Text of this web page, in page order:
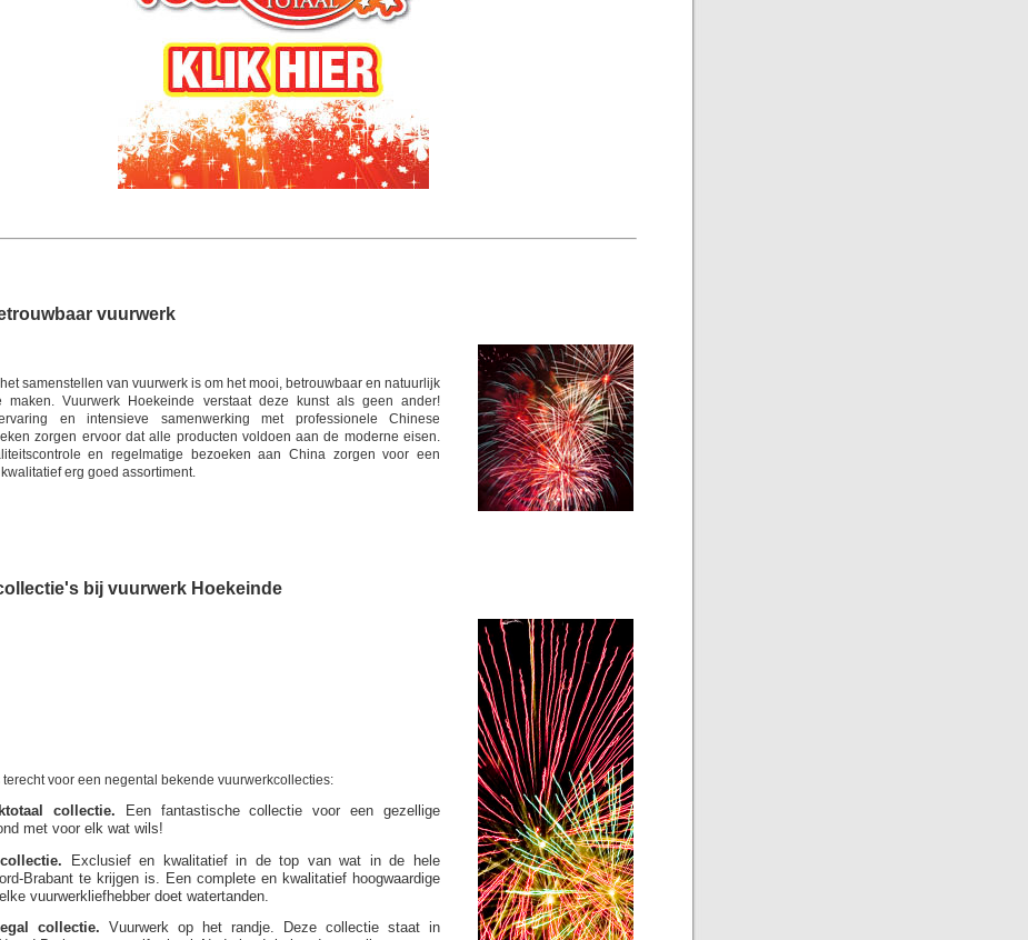
vuurwerk
samenstellen van vuurwerk is om het mooi, betrouwbaar en natuurlijk
maken. Vuurwerk Hoekeinde verstaat deze kunst als geen ander!
en intensieve samenwerking met professionele Chinese
zorgen ervoor dat alle producten voldoen aan de moderne eisen.
en regelmatige bezoeken aan China zorgen voor een
erg goed assortiment.
bij vuurwerk Hoekeinde
terecht voor een negental bekende vuurwerkcollecties:
collectie. Een fantastische collectie voor een gezellige
met voor elk wat wils!
Exclusief en kwalitatief in de top van wat in de hele
Brabant te krijgen is. Een complete en kwalitatief hoogwaardige
vuurwerkliefhebber doet watertanden.
collectie. Vuurwerk op het randje. Deze collectie staat in